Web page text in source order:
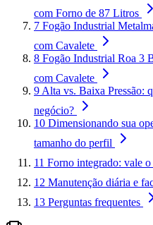
com Forno de 87 Litros
7 Fogão Industrial
com Cavalete
8 Fogão Industrial Roa 3
com Cavalete
9 Alta vs. Baixa Pressão:
negócio?
10 Dimensionando sua
tamanho do perfil
11 Forno integrado: vale
12 Manutenção diária e
13 Perguntas frequentes